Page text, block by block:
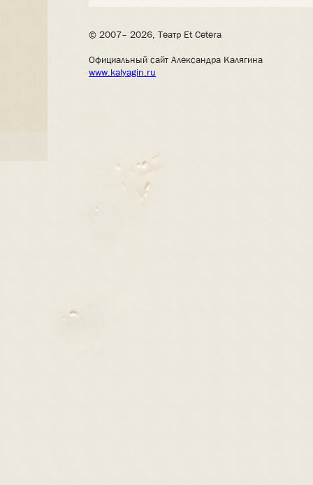
© 2007– 2026, Театр Et Cetera
Официальный сайт Александра Калягина
www.kalyagin.ru